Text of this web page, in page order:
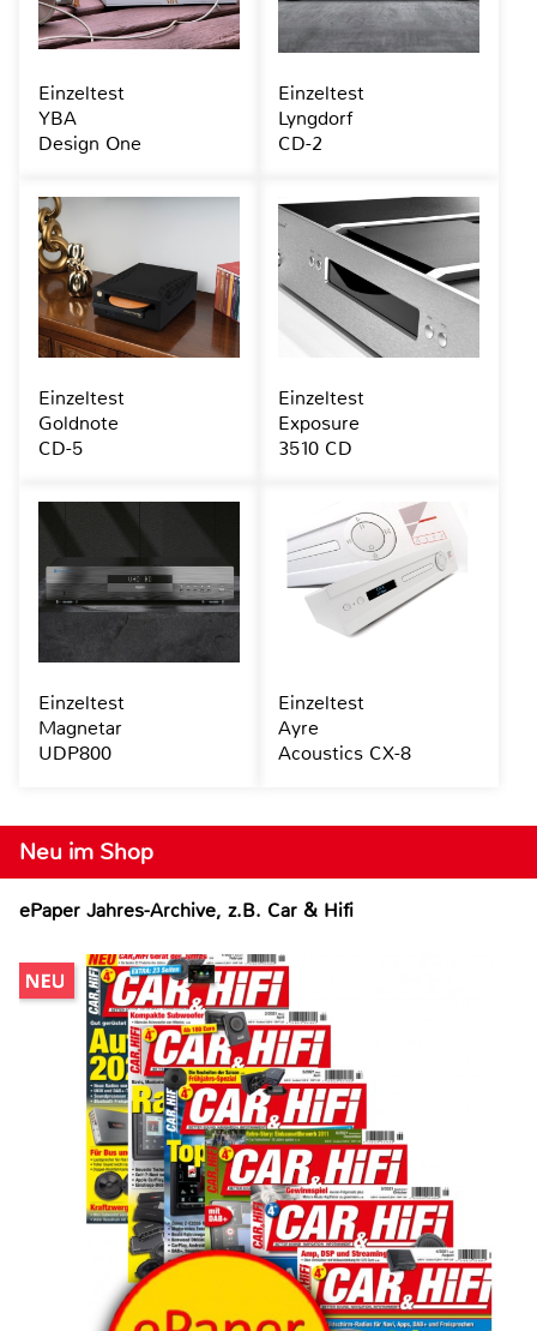
Neu im Shop
ePaper Jahres-Archive, z.B. Car & Hifi
Einzeltest
YBA
Design One
Einzeltest
Lyngdorf
CD-2
Einzeltest
Goldnote
CD-5
Einzeltest
Exposure
3510 CD
Einzeltest
Magnetar
UDP800
Einzeltest
Ayre
Acoustics CX-8